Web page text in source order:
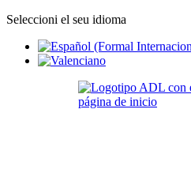
Seleccioni el seu idioma